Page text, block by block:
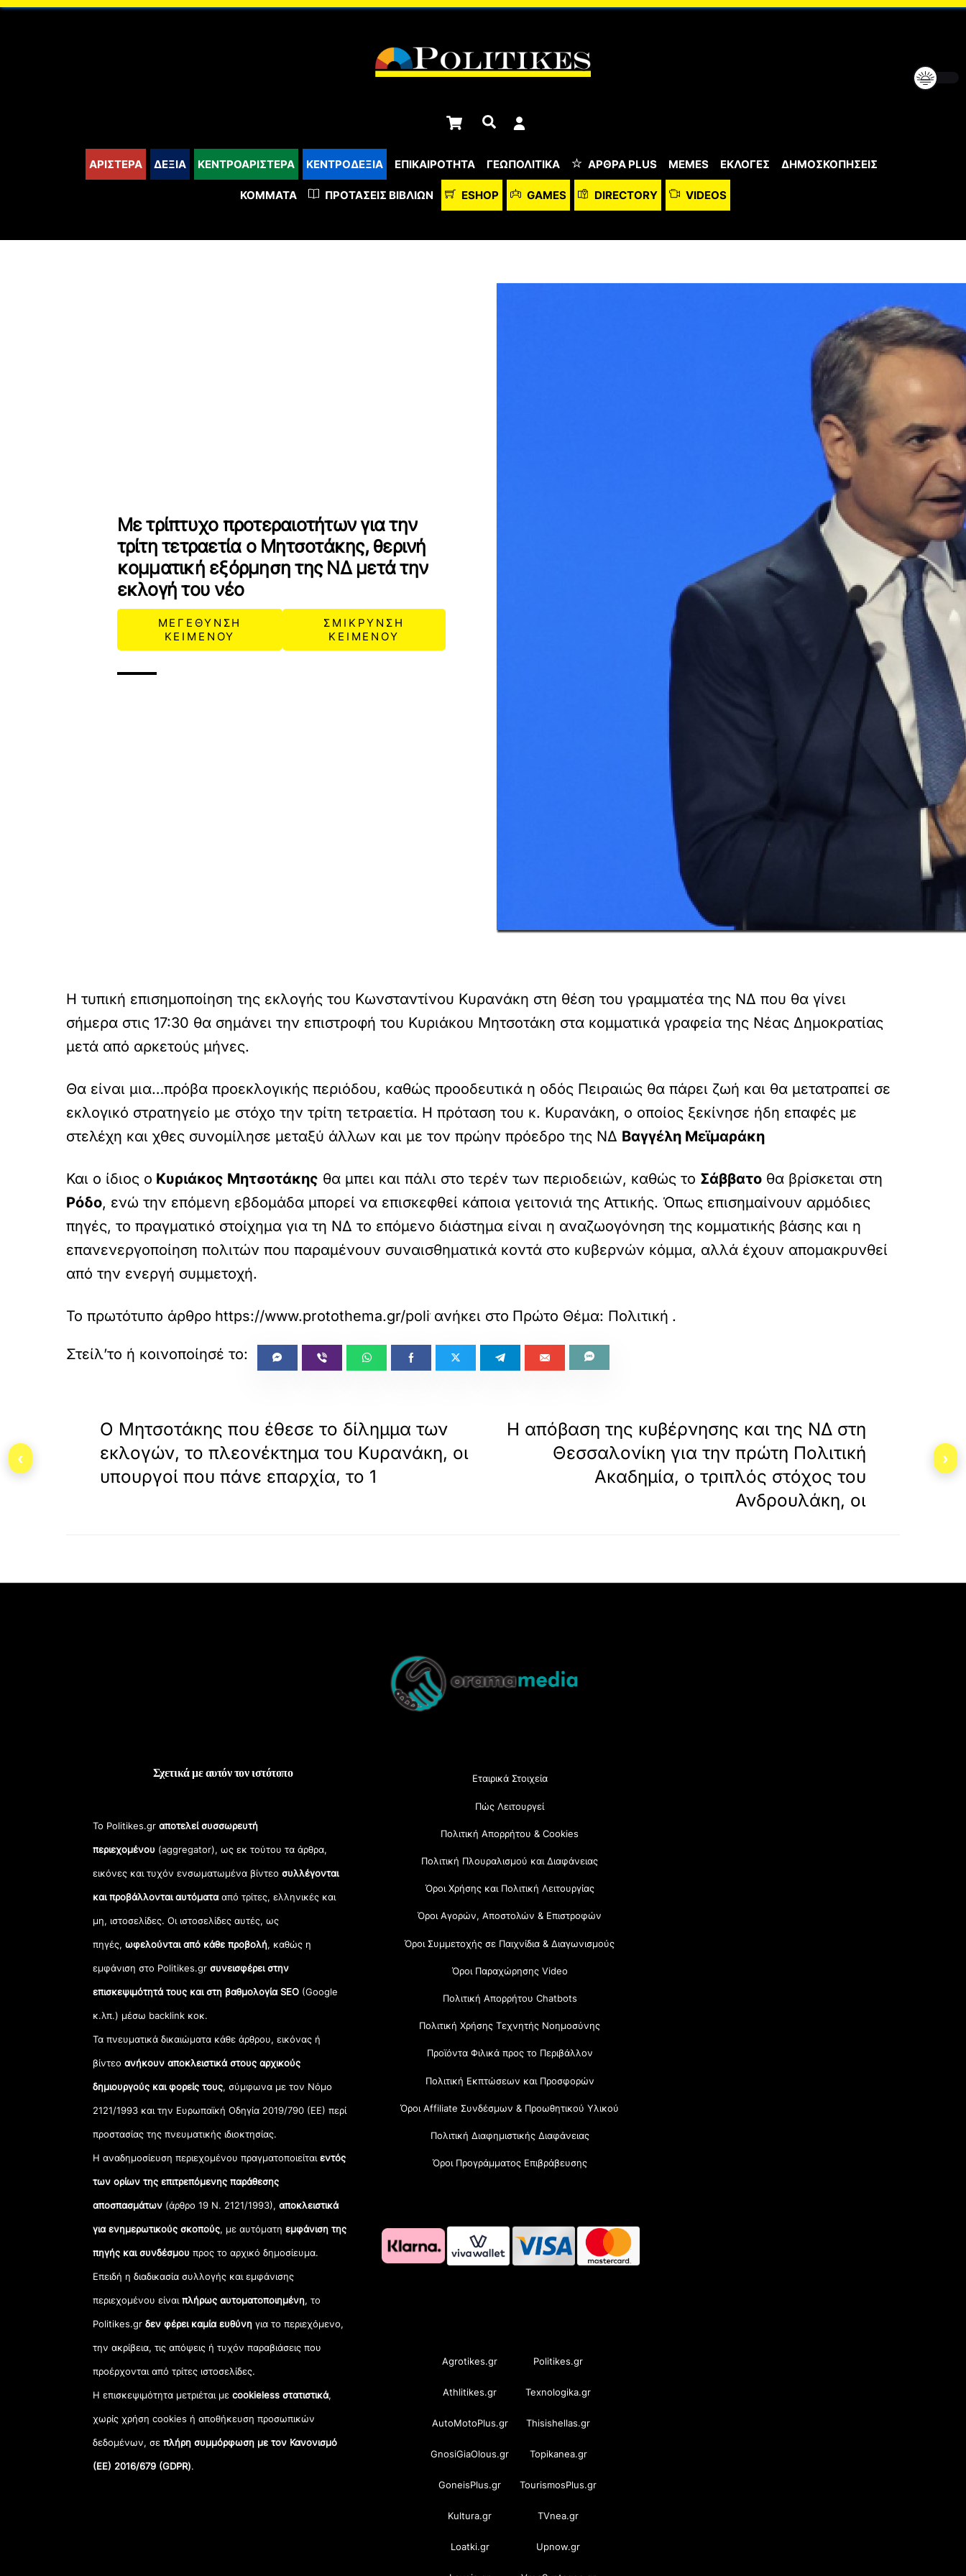
content
Cart Αναζήτηση
ΑΡΙΣΤΕΡΑ ΔΕΞΙΑ ΚΕΝΤΡΟΑΡΙΣΤΕΡΑ ΚΕΝΤΡΟΔΕΞΙΑ ΕΠΙΚΑΙΡΟΤΗΤΑ ΓΕΩΠΟΛΙΤΙΚΑ ΆΡΘΡΑ PLUS MEMES ΕΚΛΟΓΕΣ ΔΗΜΟΣΚΟΠΗΣΕΙΣ
ΚΌΜΜΑΤΑ ΠΡΟΤΆΣΕΙΣ ΒΙΒΛΊΩΝ ESHOP GAMES DIRECTORY VIDEOS
Με τρίπτυχο προτεραιοτήτων για την
τρίτη τετραετία ο Μητσοτάκης, θερινή
κομματική εξόρμηση της ΝΔ μετά την
εκλογή του νέο
ΜΕΓΕΘΥΝΣΗ
ΚΕΙΜΕΝΟΥ
ΣΜΙΚΡΥΝΣΗ
ΚΕΙΜΕΝΟΥ
Η τυπική επισημοποίηση της εκλογής του Κωνσταντίνου Κυρανάκη στη θέση του γραμματέα της ΝΔ που θα γίνει
σήμερα στις 17:30 θα σημάνει την επιστροφή του Κυριάκου Μητσοτάκη στα κομματικά γραφεία της Νέας Δημοκρατίας
μετά από αρκετούς μήνες.
Θα είναι μια…πρόβα προεκλογικής περιόδου, καθώς προοδευτικά η οδός Πειραιώς θα πάρει ζωή και θα μετατραπεί σε
εκλογικό στρατηγείο με στόχο την τρίτη τετραετία. Η πρόταση του κ. Κυρανάκη, ο οποίος ξεκίνησε ήδη επαφές με
στελέχη και χθες συνομίλησε μεταξύ άλλων και με τον πρώην πρόεδρο της ΝΔ Βαγγέλη Μεϊμαράκη
Και ο ίδιος ο Κυριάκος Μητσοτάκης θα μπει και πάλι στο τερέν των περιοδειών, καθώς το Σάββατο θα βρίσκεται στη
Ρόδο, ενώ την επόμενη εβδομάδα μπορεί να επισκεφθεί κάποια γειτονιά της Αττικής. Όπως επισημαίνουν αρμόδιες
πηγές, το πραγματικό στοίχημα για τη ΝΔ το επόμενο διάστημα είναι η αναζωογόνηση της κομματικής βάσης και η
επανενεργοποίηση πολιτών που παραμένουν συναισθηματικά κοντά στο κυβερνών κόμμα, αλλά έχουν απομακρυνθεί
από την ενεργή συμμετοχή.
Το πρωτότυπο άρθρο https://www.protothema.gr/politics/article/1832407/o-mitsotakis-perigrafei-triptuho-proteraiotiton-gia-tin-
ανήκει στο Πρώτο Θέμα: Πολιτική .
Ο Μητσοτάκης που έθεσε το δίλημμα των
εκλογών, το πλεονέκτημα του Κυρανάκη, οι
υπουργοί που πάνε επαρχία, το 1
Η απόβαση της κυβέρνησης και της ΝΔ στη
Θεσσαλονίκη για την πρώτη Πολιτική
Ακαδημία, ο τριπλός στόχος του
Ανδρουλάκη, οι
Top
Σχετικά με αυτόν τον ιστότοπο
Το Politikes.grαποτελεί συσσωρευτή
περιεχομένου (aggregator), ως εκ τούτου τα άρθρα,
εικόνες και τυχόν ενσωματωμένα βίντεοσυλλέγονται
και προβάλλονται αυτόματααπό τρίτες, ελληνικές και
μη, ιστοσελίδες. Οι ιστοσελίδες αυτές, ως
πηγές,ωφελούνται από κάθε προβολή, καθώς η
εμφάνιση στο Politikes.gr συνεισφέρει στην
επισκεψιμότητά τους και στη βαθμολογία SEO (Google
κ.λπ.) μέσω backlink κοκ.
Τα πνευματικά δικαιώματα κάθε άρθρου, εικόνας ή
βίντεοανήκουν αποκλειστικά στους αρχικούς
δημιουργούς και φορείς τους, σύμφωνα με τον Νόμο
2121/1993 και την Ευρωπαϊκή Οδηγία 2019/790 (ΕΕ) περί
προστασίας της πνευματικής ιδιοκτησίας.
Η αναδημοσίευση περιεχομένου πραγματοποιείταιεντός
των ορίων της επιτρεπόμενης παράθεσης
αποσπασμάτων (άρθρο 19 Ν. 2121/1993), αποκλειστικά
για ενημερωτικούς σκοπούς, με αυτόματηεμφάνιση της
πηγής και συνδέσμου προς το αρχικό δημοσίευμα.
Επειδή η διαδικασία συλλογής και εμφάνισης
περιεχομένου είναιπλήρως αυτοματοποιημένη, το
Politikes.grδεν φέρει καμία ευθύνη για το περιεχόμενο,
την ακρίβεια, τις απόψεις ή τυχόν παραβιάσεις που
προέρχονται από τρίτες ιστοσελίδες.
Η επισκεψιμότητα μετριέται μεcookieless στατιστικά,
χωρίς χρήση cookies ή αποθήκευση προσωπικών
δεδομένων, σεπλήρη συμμόρφωση με τον Κανονισμό
(ΕΕ) 2016/679 (GDPR).
Εταιρικά Στοιχεία
Πώς Λειτουργεί
Πολιτική Απορρήτου & Cookies
Πολιτική Πλουραλισμού και Διαφάνειας
Όροι Χρήσης και Πολιτική Λειτουργίας
Όροι Αγορών, Αποστολών & Επιστροφών
Όροι Συμμετοχής σε Παιχνίδια & Διαγωνισμούς
Όροι Παραχώρησης Video
Πολιτική Απορρήτου Chatbots
Πολιτική Χρήσης Τεχνητής Νοημοσύνης
Προϊόντα Φιλικά προς το Περιβάλλον
Πολιτική Εκπτώσεων και Προσφορών
Όροι Affiliate Συνδέσμων & Προωθητικού Υλικού
Πολιτική Διαφημιστικής Διαφάνειας
Όροι Προγράμματος Επιβράβευσης
Agrotikes.gr Politikes.gr
Athlitikes.gr Texnologika.gr
AutoMotoPlus.gr Thisishellas.gr
GnosiGiaOlous.gr Topikanea.gr
GoneisPlus.gr TourismosPlus.gr
Kultura.gr TVnea.gr
Loatki.gr Upnow.gr
‹ ›